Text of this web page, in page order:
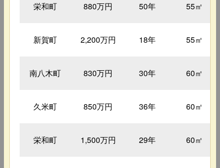
栄和町 880万円 50年 55㎡
新賀町 2,200万円 18年 55㎡
南八木町 830万円 30年 60㎡
久米町 850万円 36年 60㎡
栄和町 1,500万円 29年 60㎡